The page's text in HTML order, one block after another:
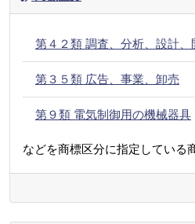
第４２類 調査、分析、設計、
第３５類 広告、事業、卸売
第９類 電気制御用の機械器具
などを商標区分に指定している